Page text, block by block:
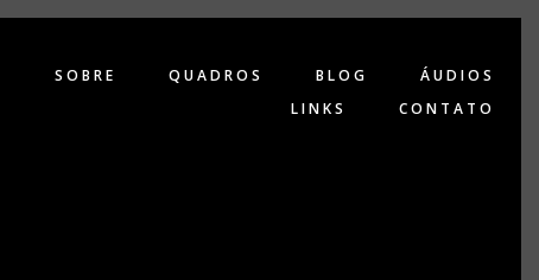
SOBRE QUADROS BLOG
ÁUDIOS
LINKS
CONTATO